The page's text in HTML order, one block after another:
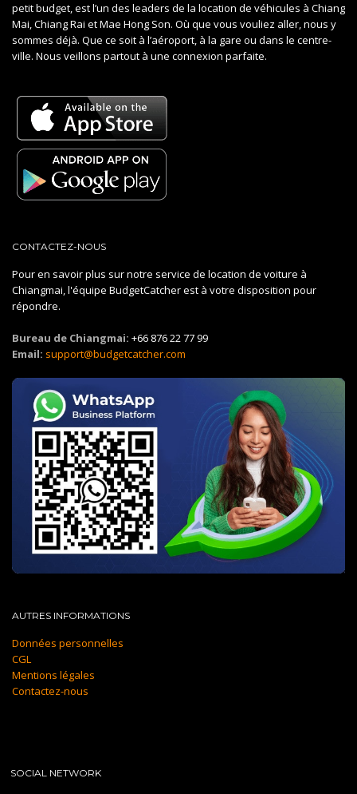
petit budget, est l’un des leaders de la location de véhicules à Chiang
Mai, Chiang Rai et Mae Hong Son. Où que vous vouliez aller, nous y
sommes déjà. Que ce soit à l’aéroport, à la gare ou dans le centre-
ville. Nous veillons partout à une connexion parfaite.
CONTACTEZ-NOUS
Pour en savoir plus sur notre service de location de voiture à
Chiangmai, l'équipe BudgetCatcher est à votre disposition pour
répondre.
Bureau de Chiangmai: +66 876 22 77 99
Email: support@budgetcatcher.com
AUTRES INFORMATIONS
Données personnelles
CGL
Mentions légales
Contactez-nous
SOCIAL NETWORK